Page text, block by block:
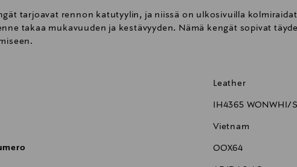
tarjoavat rennon katutyylin, ja niissä on ulkosivuilla
takaa mukavuuden ja kestävyyden. Nämä kengät sopivat
Leather
IH4365 WONWHI/
Vietnam
OOX64